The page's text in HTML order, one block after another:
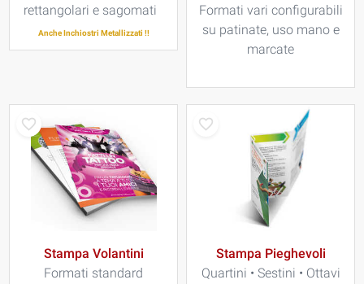
rettangolari e sagomati
Anche Inchiostri Metallizzati !!
Formati vari configurabili
su patinate, uso mano e
marcate
Stampa Volantini
Formati standard
Stampa Pieghevoli
Quartini • Sestini • Ottavi